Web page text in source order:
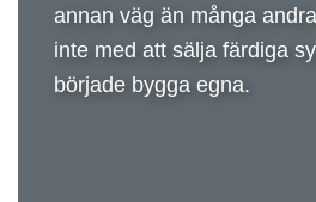
annan väg än många
inte med att sälja färdiga
började bygga egna.